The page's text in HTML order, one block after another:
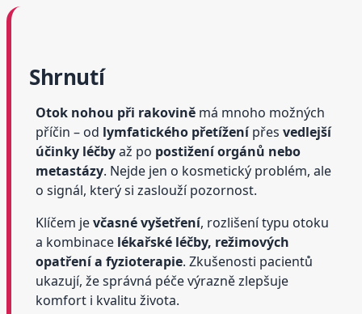
Shrnutí
Otok nohou při rakovině má mnoho možných
příčin – od lymfatického přetíženípřes vedlejší
účinky léčbyaž po postižení orgánů nebo
metastázy. Nejde jen o kosmetický problém, ale
o signál, který si zaslouží pozornost.
Klíčem jevčasné vyšetření, rozlišení typu otoku
a kombinace lékařské léčby, režimových
opatření a fyzioterapie. Zkušenosti pacientů
ukazují, že správná péče výrazně zlepšuje
komfort i kvalitu života.